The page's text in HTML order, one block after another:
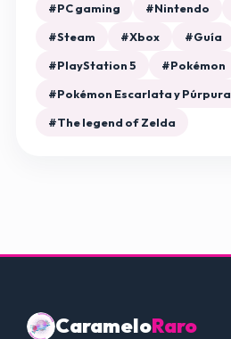
#PC gaming #Nintendo
#Steam
#Xbox #Guía
#PlayStation 5
#Pokémon
#Pokémon Escarlata y Púrpura
#The legend of Zelda
CarameloRaro